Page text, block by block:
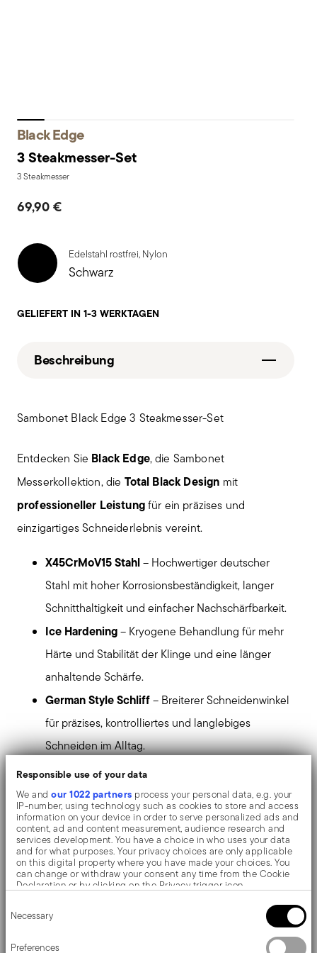
Responsible use of your data
We andour 1022 partners process your personal data, e.g. your
IP-number, using technology such as cookies to store and access
information on your device in order to serve personalized ads and
content, ad and content measurement, audience research and
services development. You have a choice in who uses your data
and for what purposes. Your privacy choices are only applicable
on this digital property where you have made your choices. You
can change or withdraw your consent any time from the Cookie
Declaration or by clicking on the Privacy trigger icon.
Collect information about your geographical location
Identify your device by actively scanning it for specific
Selection
Necessary
Preferences
Black Edge
3 Steakmesser-Set
3 Steakmesser
69,90 €
Edelstahl rostfrei, Nylon
Schwarz
GELIEFERT IN 1-3 WERKTAGEN
Beschreibung
Sambonet Black Edge 3 Steakmesser-Set
Entdecken Sie Black Edge, die Sambonet
Messerkollektion, die Total Black Design mit
professioneller Leistungfür ein präzises und
einzigartiges Schneiderlebnis vereint.
X45CrMoV15 Stahl– Hochwertiger deutscher
Stahl mit hoher Korrosionsbeständigkeit, langer
Schnitthaltigkeit und einfacher Nachschärfbarkeit.
Ice Hardening– Kryogene Behandlung für mehr
Härte und Stabilität der Klinge und eine länger
anhaltende Schärfe.
German Style Schliff– Breiterer Schneidenwinkel
für präzises, kontrolliertes und langlebiges
Schneiden im Alltag.
Xynflon-Beschichtung
Beschichtung für sanfteres Schneiden und Schutz
vor Verschleiß und Korrosion.
Verstärkter Griff– Glasfaserverstärktes Nylon für
Leichtigkeit, Stabilität und sicheren Halt.
Total Black Design– Von der Automobilwelt
inspirierte Linien für ein markantes Messer, das